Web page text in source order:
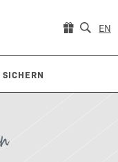
EN